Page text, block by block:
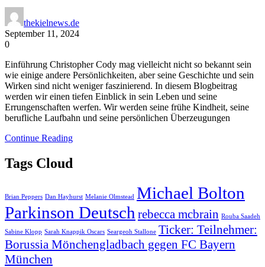
thekielnews.de
September 11, 2024
0
Einführung Christopher Cody mag vielleicht nicht so bekannt sein
wie einige andere Persönlichkeiten, aber seine Geschichte und sein
Wirken sind nicht weniger faszinierend. In diesem Blogbeitrag
werden wir einen tiefen Einblick in sein Leben und seine
Errungenschaften werfen. Wir werden seine frühe Kindheit, seine
berufliche Laufbahn und seine persönlichen Überzeugungen
Continue Reading
Tags Cloud
Brian Peppers Dan Hayhurst Melanie Olmstead Michael Bolton
Parkinson Deutsch rebecca mcbrain Rouba Saadeh
Sabine Klopp Sarah Knappik Oscars Seargeoh Stallone Ticker: Teilnehmer:
Borussia Mönchengladbach gegen FC Bayern
München